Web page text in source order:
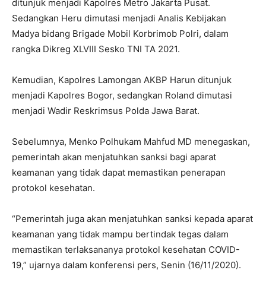
ditunjuk menjadi Kapolres Metro Jakarta Pusat.
Sedangkan Heru dimutasi menjadi Analis Kebijakan
Madya bidang Brigade Mobil Korbrimob Polri, dalam
rangka Dikreg XLVIII Sesko TNI TA 2021.
Kemudian, Kapolres Lamongan AKBP Harun ditunjuk
menjadi Kapolres Bogor, sedangkan Roland dimutasi
menjadi Wadir Reskrimsus Polda Jawa Barat.
Sebelumnya, Menko Polhukam Mahfud MD menegaskan,
pemerintah akan menjatuhkan sanksi bagi aparat
keamanan yang tidak dapat memastikan penerapan
protokol kesehatan.
“Pemerintah juga akan menjatuhkan sanksi kepada aparat
keamanan yang tidak mampu bertindak tegas dalam
memastikan terlaksananya protokol kesehatan COVID-
19,” ujarnya dalam konferensi pers, Senin (16/11/2020).